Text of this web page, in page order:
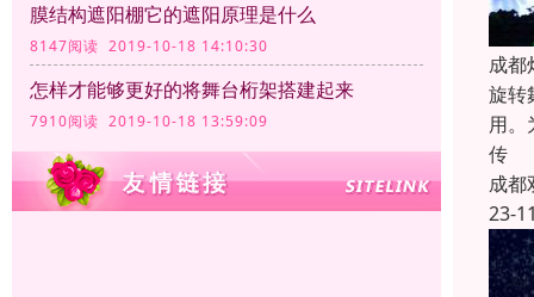
膜结构遮阳棚它的遮阳原理是什么
8147阅读 2019-10-18 14:10:30
怎样才能够更好的将舞台桁架搭建起来
7910阅读 2019-10-18 13:59:09
成都
旋转
用。
传
成都
23-